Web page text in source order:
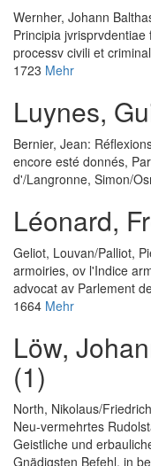
Wernher, Johann
Principia
processv civili et
1723 Mehr
Luynes,
Bernier, Jean:
encore esté donnés,
d'/Langronne, Simon/
Léonard,
Geliot, Louvan/Palliot,
armoiries, ov l'Indice
advocat av Parlement
1664 Mehr
Löw,
(1)
North, Nikolaus/
Neu-vermehrtes
Geistliche und
Gnädigsten Befehl, in